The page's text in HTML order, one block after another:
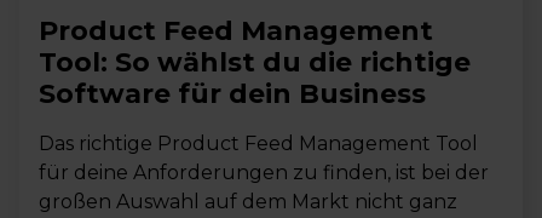
Product Feed Management
Tool: So wählst du die richtige
Software für dein Business
Das richtige Product Feed Management Tool
für deine Anforderungen zu finden, ist bei der
großen Auswahl auf dem Markt nicht ganz